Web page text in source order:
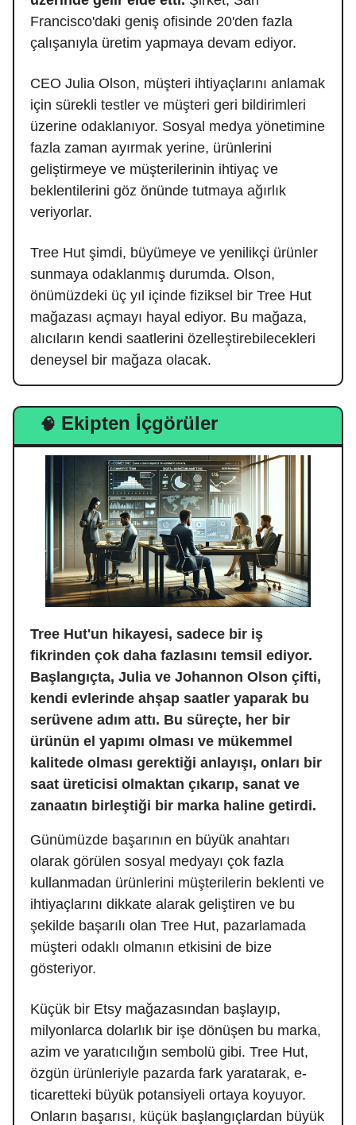
Francisco'daki geniş ofisinde 20'den fazla
çalışanıyla üretim yapmaya devam ediyor.
CEO Julia Olson, müşteri ihtiyaçlarını anlamak
için sürekli testler ve müşteri geri bildirimleri
üzerine odaklanıyor. Sosyal medya yönetimine
fazla zaman ayırmak yerine, ürünlerini
geliştirmeye ve müşterilerinin ihtiyaç ve
beklentilerini göz önünde tutmaya ağırlık
veriyorlar.
Tree Hut şimdi, büyümeye ve yenilikçi ürünler
sunmaya odaklanmış durumda. Olson,
önümüzdeki üç yıl içinde fiziksel bir Tree Hut
mağazası açmayı hayal ediyor. Bu mağaza,
alıcıların kendi saatlerini özelleştirebilecekleri
deneysel bir mağaza olacak.
🧠 Ekipten İçgörüler
Tree Hut'un hikayesi, sadece bir iş
fikrinden çok daha fazlasını temsil ediyor.
Başlangıçta, Julia ve Johannon Olson çifti,
kendi evlerinde ahşap saatler yaparak bu
serüvene adım attı. Bu süreçte, her bir
ürünün el yapımı olması ve mükemmel
kalitede olması gerektiği anlayışı, onları bir
saat üreticisi olmaktan çıkarıp, sanat ve
zanaatın birleştiği bir marka haline getirdi.
Günümüzde başarının en büyük anahtarı
olarak görülen sosyal medyayı çok fazla
kullanmadan ürünlerini müşterilerin beklenti ve
ihtiyaçlarını dikkate alarak geliştiren ve bu
şekilde başarılı olan Tree Hut, pazarlamada
müşteri odaklı olmanın etkisini de bize
gösteriyor.
Küçük bir Etsy mağazasından başlayıp,
milyonlarca dolarlık bir işe dönüşen bu marka,
azim ve yaratıcılığın sembolü gibi. Tree Hut,
özgün ürünleriyle pazarda fark yaratarak, e-
ticaretteki büyük potansiyeli ortaya koyuyor.
Onların başarısı, küçük başlangıçlardan büyük